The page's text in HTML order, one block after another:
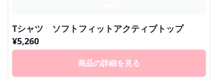
Tシャツ ソフトフィットアクティブトップ
¥5,260
商品の詳細を見る